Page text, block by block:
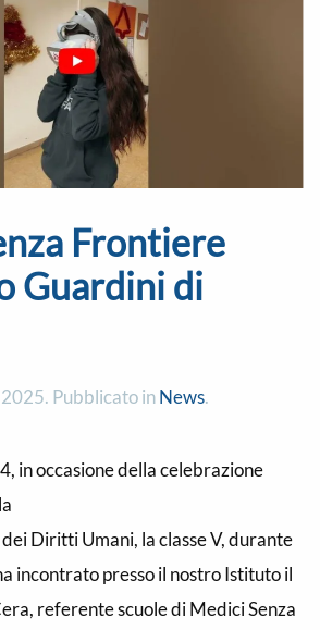
Frontiere
Guardini di
. Pubblicato inNews.
in occasione della celebrazione
Diritti Umani, la classe V, durante
incontrato presso il nostro Istituto il
referente scuole di Medici Senza